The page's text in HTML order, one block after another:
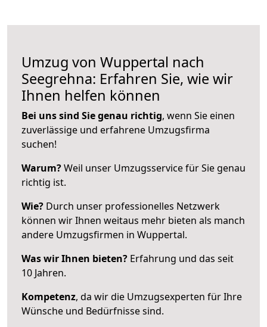
Umzug von Wuppertal nach
Seegrehna: Erfahren Sie, wie wir
Ihnen helfen können
Bei uns sind Sie genau richtig, wenn Sie einen
zuverlässige und erfahrene Umzugsfirma
suchen!
Warum?Weil unser Umzugsservice für Sie genau
richtig ist.
Wie? Durch unser professionelles Netzwerk
können wir Ihnen weitaus mehr bieten als manch
andere Umzugsfirmen in Wuppertal.
Was wir Ihnen bieten? Erfahrung und das seit
10 Jahren.
Kompetenz, da wir die Umzugsexperten für Ihre
Wünsche und Bedürfnisse sind.